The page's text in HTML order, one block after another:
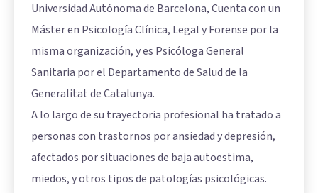
Universidad Autónoma de Barcelona, Cuenta con un
Máster en Psicología Clínica, Legal y Forense por la
misma organización, y es Psicóloga General
Sanitaria por el Departamento de Salud de la
Generalitat de Catalunya.
A lo largo de su trayectoria profesional ha tratado a
personas con trastornos por ansiedad y depresión,
afectados por situaciones de baja autoestima,
miedos, y otros tipos de patologías psicológicas.